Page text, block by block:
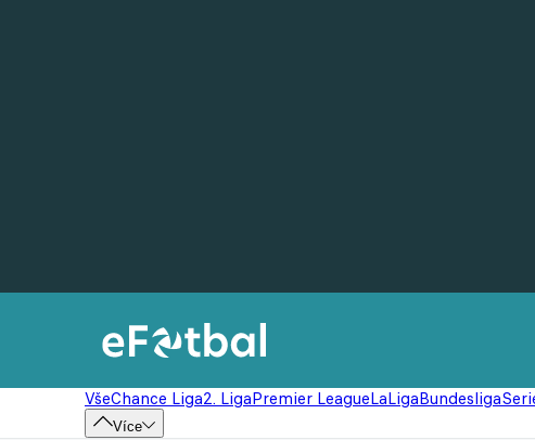
VšeChance Liga2. LigaPremier LeagueLaLigaBundesliga
Více